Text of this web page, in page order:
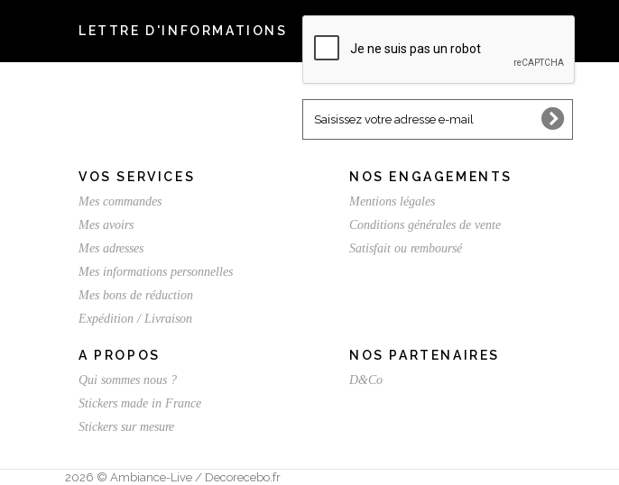
LETTRE D'INFORMATIONS
VOS SERVICES
Mes commandes
Mes avoirs
Mes adresses
Mes informations personnelles
Mes bons de réduction
Expédition / Livraison
NOS ENGAGEMENTS
Mentions légales
Conditions générales de vente
Satisfait ou remboursé
A PROPOS
Qui sommes nous ?
Stickers made in France
Stickers sur mesure
NOS PARTENAIRES
D&Co
2026 © Ambiance-Live / Decorecebo.fr